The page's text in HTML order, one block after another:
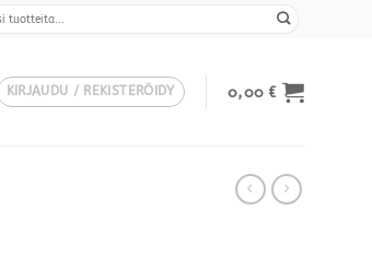
KIRJAUDU / REKISTERÖIDY 0,00€